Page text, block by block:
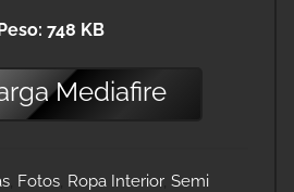
748 KB
Mediafire
, Fotos, Ropa Interior, Semi